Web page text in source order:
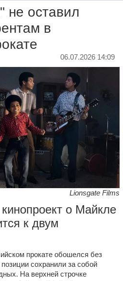
не оставил
в
06.07.2026 14:09
Lionsgate Films
о Майкле
к двум
прокате обошелся без
сохранили за собой
На верхней строчке